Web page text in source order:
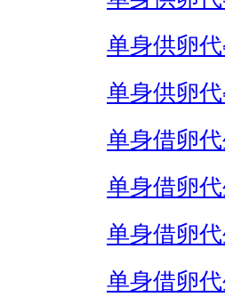
单身供卵
单身供卵代
单身借卵
单身借卵
单身借卵
单身借卵